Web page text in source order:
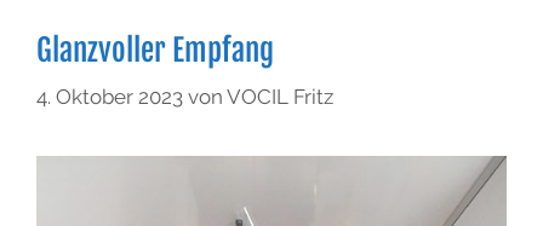
Glanzvoller Empfang
4. Oktober 2023 von VOCIL Fritz